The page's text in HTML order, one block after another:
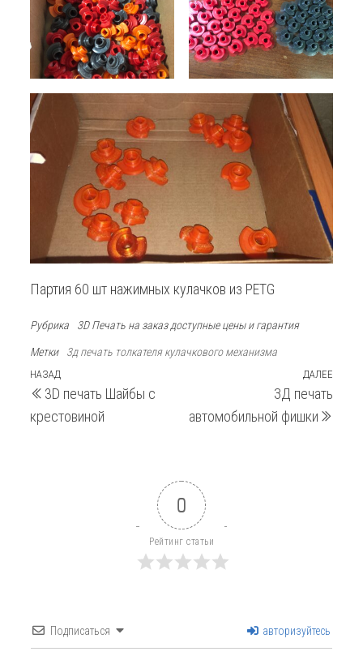
Партия 60 шт нажимных кулачков из PETG
Рубрика 3D Печать на заказ доступные цены и гарантия
Метки 3д печать толкателя кулачкового механизма
Навигация
по
записям
Предыдущая
запись
НАЗАД
3D печать Шайбы с
крестовиной
ДАЛЕЕ
ЗД печать
автомобильной фишки
0
Рейтинг статьи
Подписаться авторизуйтесь